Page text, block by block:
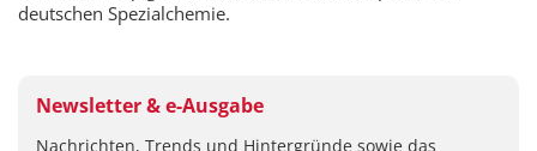
deutschen Spezialchemie.
Newsletter & e-Ausgabe
Nachrichten, Trends und Hintergründe sowie das